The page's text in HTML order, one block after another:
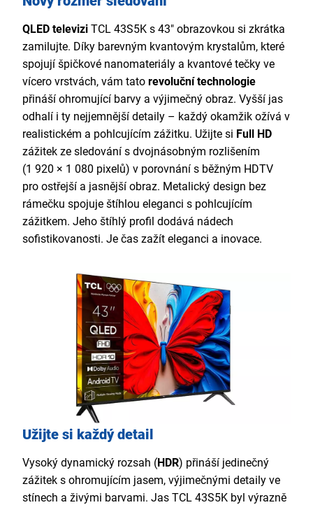
QLED televizi TCL 43S5K s 43" obrazovkou si zkrátka
zamilujte. Díky barevným kvantovým krystalům, které
spojují špičkové nanomateriály a kvantové tečky ve
vícero vrstvách, vám tato revoluční technologie
přináší ohromující barvy a výjimečný obraz. Vyšší jas
odhalí i ty nejjemnější detaily – každý okamžik ožívá v
realistickém a pohlcujícím zážitku. Užijte si Full HD
zážitek ze sledování s dvojnásobným rozlišením
(1 920 × 1 080 pixelů) v porovnání s běžným HDTV
pro ostřejší a jasnější obraz. Metalický design bez
rámečku spojuje štíhlou eleganci s pohlcujícím
zážitkem. Jeho štíhlý profil dodává nádech
sofistikovanosti. Je čas zažít eleganci a inovace.
Užijte si každý detail
Vysoký dynamický rozsah (HDR) přináší jedinečný
zážitek s ohromujícím jasem, výjimečnými detaily ve
stínech a živými barvami. Jas TCL 43S5K byl výrazně